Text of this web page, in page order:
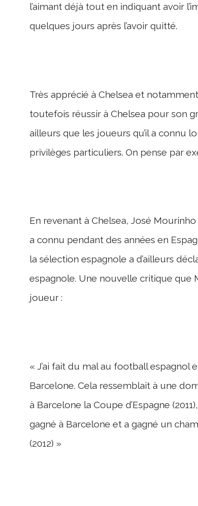
l’aimant déjà tout en indiquant avoir
quelques jours après l’avoir quitté.
Très apprécié à Chelsea et
toutefois réussir à Chelsea pour son
ailleurs que les joueurs qu’il a connu
privilèges particuliers. On pense par
En revenant à Chelsea, José
a connu pendant des années en
la sélection espagnole a d’ailleurs
espagnole. Une nouvelle critique que
joueur :
« J’ai fait du mal au football espagnol
Barcelone. Cela ressemblait à une
à Barcelone la Coupe d’Espagne
gagné à Barcelone et a gagné un
(2012) »